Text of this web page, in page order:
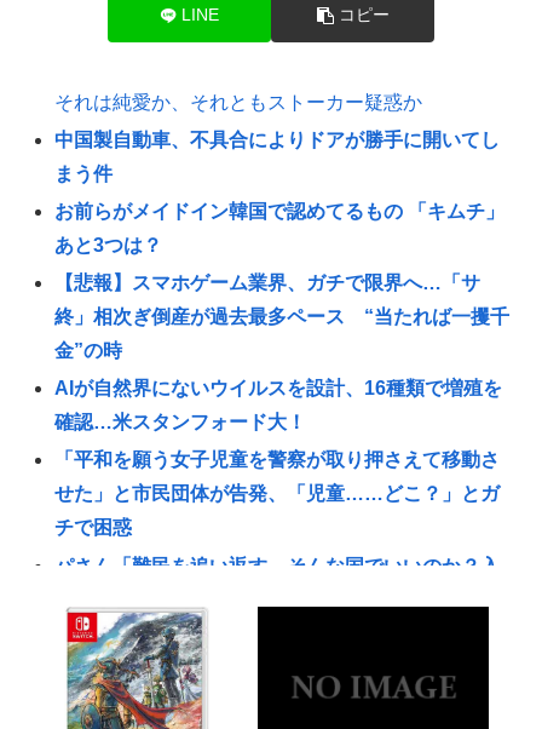
LINE コピー
それは純愛か、それともストーカー疑惑か
中国製自動車、不具合によりドアが勝手に開いてし
まう件
お前らがメイドイン韓国で認めてるもの 「キムチ」
あと3つは？
【悲報】スマホゲーム業界、ガチで限界へ…「サ
終」相次ぎ倒産が過去最多ペース “当たれば一攫千
金”の時
AIが自然界にないウイルスを設計、16種類で増殖を
確認…米スタンフォード大！
「平和を願う女子児童を警察が取り押さえて移動さ
せた」と市民団体が告発、「児童……どこ？」とガ
チで困惑
パさん「難民を追い返す。そんな国でいいのか？入
【速報】悠仁さま 初の“おことば”
【悲報】楽天モバイルさんww9月末に人権を失う模
様www